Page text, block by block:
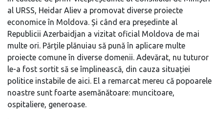
al URSS, Heidar Aliev a promovat diverse proiecte
economice în Moldova. Și când era președinte al
Republicii Azerbaidjan a vizitat oficial Moldova de mai
multe ori. Părțile plănuiau să pună în aplicare multe
proiecte comune în diverse domenii. Adevărat, nu tuturor
le-a fost sortit să se împlinească, din cauza situației
politice instabile de aici. El a remarcat mereu că popoarele
noastre sunt foarte asemănătoare: muncitoare,
ospitaliere, generoase.